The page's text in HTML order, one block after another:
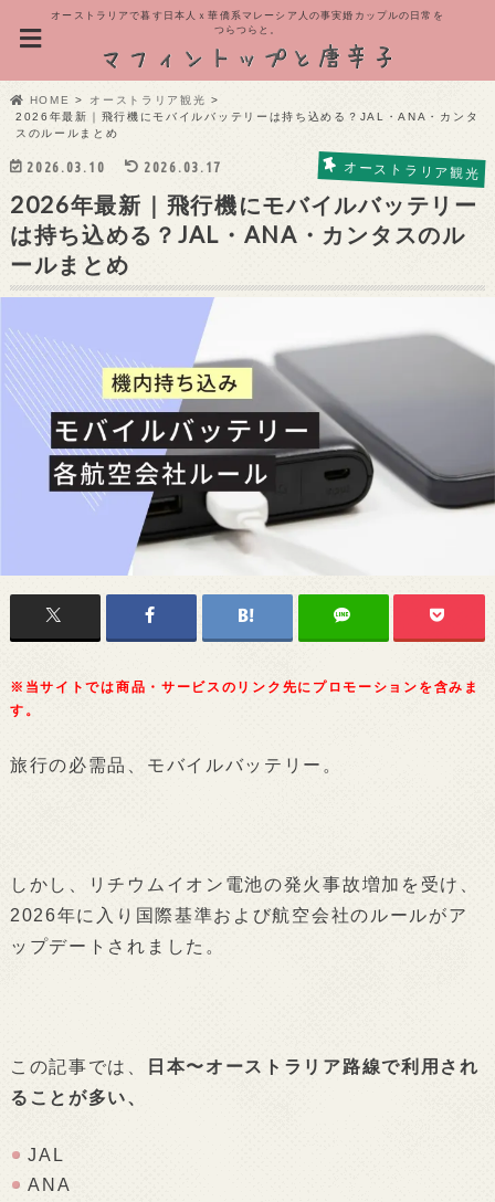
オーストラリアで暮す日本人ｘ華僑系マレーシア人の事実婚カップルの日常を
つらつらと。
HOME
オーストラリア観光
2026年最新｜飛行機にモバイルバッテリーは持ち込める？JAL・ANA・カンタ
スのルールまとめ
2026.03.10 2026.03.17 オーストラリア観光
2026年最新｜飛行機にモバイルバッテリー
は持ち込める？JAL・ANA・カンタスのル
ールまとめ
※当サイトでは商品・サービスのリンク先にプロモーションを含みま
す。
旅行の必需品、モバイルバッテリー。
しかし、リチウムイオン電池の発火事故増加を受け、
2026年に入り国際基準および航空会社のルールがア
ップデートされました。
この記事では、
日本〜オーストラリア路線で利用され
ることが多い、
JAL
ANA